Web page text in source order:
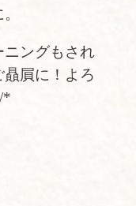
ニングもされ
屓に！よろ
*